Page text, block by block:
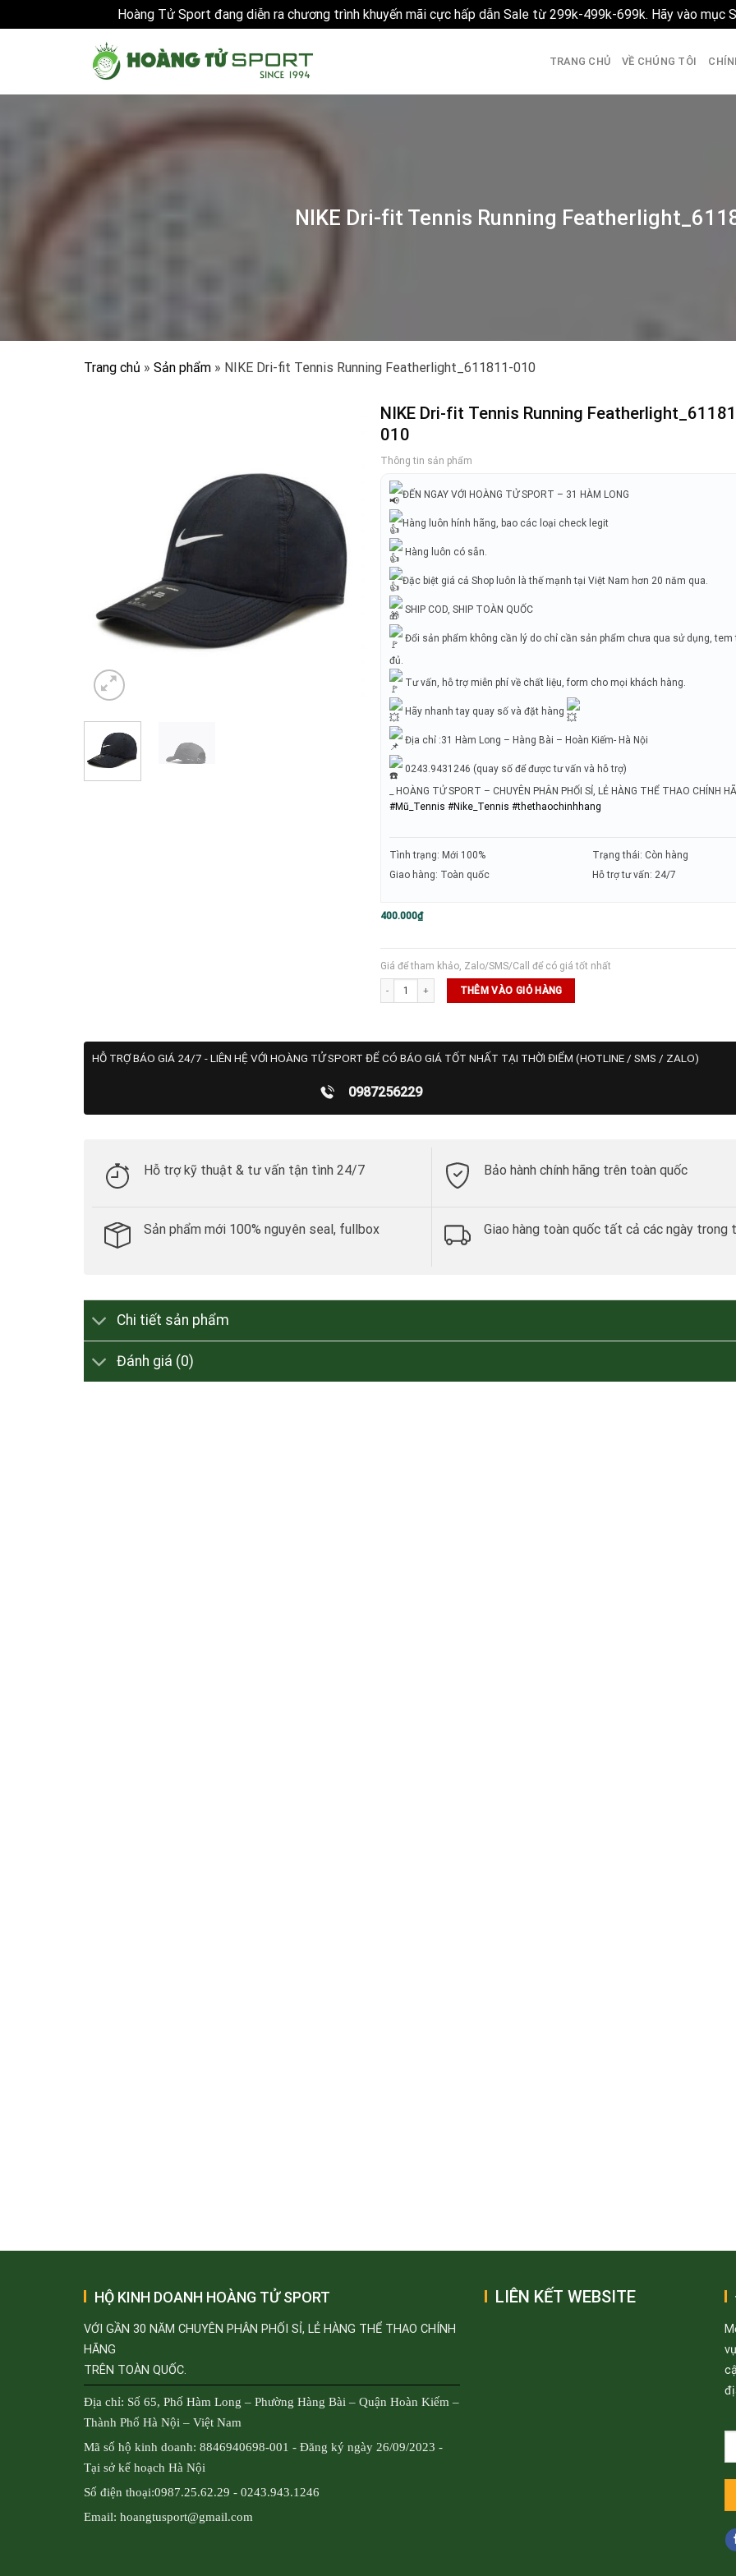
Hoàng Tử Sport đang diễn ra chương trình khuyến mãi cực hấp dẫn Sale từ 299k-499k-699k. Hãy vào mục
TRANG CHỦ VỀ CHÚNG TÔI
NIKE Dri-fit Tennis Running
Trang chủ » Sản phẩm » NIKE Dri-fit Tennis Running Featherlight_611811-010
NIKE Dri-fit Tennis Running
010
Thông tin sản phẩm
ĐẾN NGAY VỚI HOÀNG TỬ SPORT – 31 HÀM LONG
Hàng luôn hính hãng, bao các loại check legit
Hàng luôn có sẵn.
Đặc biệt giá cả Shop luôn là thế mạnh tại Việt Nam hơn 20 năm qua.
SHIP COD, SHIP TOÀN QUỐC
Đổi sản phẩm không cần lý do chỉ cần sản phẩm chưa qua sử dụng, tem
đủ.
Tư vấn, hỗ trợ miễn phí về chất liệu, form cho mọi khách hàng.
Hãy nhanh tay quay số và đặt hàng
Địa chỉ :31 Hàm Long – Hàng Bài – Hoàn Kiếm- Hà Nội
0243.9431246 (quay số để được tư vấn và hỗ trợ)
_ HOÀNG TỬ SPORT – CHUYÊN PHÂN PHỐI SỈ, LẺ HÀNG THỂ THAO CHÍNH
#Mũ_Tennis #Nike_Tennis #thethaochinhhang
Tình trạng: Mới 100%
Giao hàng: Toàn quốc
Trạng thái: Còn hàng
Hỗ trợ tư vấn: 24/7
400.000₫
Giá để tham khảo, Zalo/SMS/Call để có giá tốt nhất
NIKE Dri-fit Tennis Running Featherlight_611811-010 số lượng
THÊM VÀO GIỎ HÀNG
HỖ TRỢ BÁO GIÁ 24/7 - LIÊN HỆ VỚI HOÀNG TỬ SPORT ĐỂ CÓ BÁO GIÁ TỐT NHẤT TẠI THỜI ĐIỂM (HOTLINE / SMS / ZALO)
0987256229
Hỗ trợ kỹ thuật & tư vấn tận tình 24/7 Bảo hành chính hãng trên toàn quốc
Sản phẩm mới 100% nguyên seal, fullbox Giao hàng toàn quốc tất cả các ngày trong
Chi tiết sản phẩm
Đánh giá (0)
HỘ KINH DOANH HOÀNG TỬ SPORT
VỚI GẦN 30 NĂM CHUYÊN PHÂN PHỐI SỈ, LẺ HÀNG THỂ THAO CHÍNH
HÃNG
TRÊN TOÀN QUỐC.
Địa chỉ: Số 65, Phố Hàm Long – Phường Hàng Bài – Quận Hoàn Kiếm –
Thành Phố Hà Nội – Việt Nam
Mã số hộ kinh doanh: 8846940698-001 - Đăng ký ngày 26/09/2023 -
Tại sở kế hoạch Hà Nội
Số điện thoại:0987.25.62.29 - 0243.943.1246
Email: hoangtusport@gmail.com
LIÊN KẾT WEBSITE